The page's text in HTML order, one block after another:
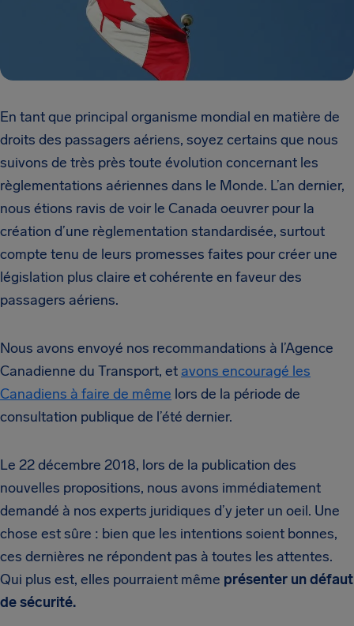
En tant que principal organisme mondial en matière de
droits des passagers aériens, soyez certains que nous
suivons de très près toute évolution concernant les
règlementations aériennes dans le Monde. L’an dernier,
nous étions ravis de voir le Canada oeuvrer pour la
création d’une règlementation standardisée, surtout
compte tenu de leurs promesses faites pour créer une
législation plus claire et cohérente en faveur des
passagers aériens.
Nous avons envoyé nos recommandations à l’Agence
Canadienne du Transport, et avons encouragé les
Canadiens à faire de même lors de la période de
consultation publique de l’été dernier.
Le 22 décembre 2018, lors de la publication des
nouvelles propositions, nous avons immédiatement
demandé à nos experts juridiques d’y jeter un oeil. Une
chose est sûre : bien que les intentions soient bonnes,
ces dernières ne répondent pas à toutes les attentes.
Qui plus est, elles pourraient même présenter un défaut
de sécurité.